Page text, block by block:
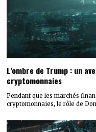
L’ombre de Trump : un
cryptomonnaies
Pendant que les marchés
cryptomonnaies, le rôle de